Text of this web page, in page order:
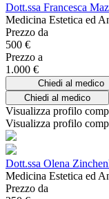
Dott.ssa Francesca
Medicina Estetica ed
Prezzo da
500 €
Prezzo a
1.000 €
Chiedi al medico
Chiedi al medico
Visualizza profilo
Visualizza profilo
Dott.ssa Olena
Medicina Estetica ed
Prezzo da